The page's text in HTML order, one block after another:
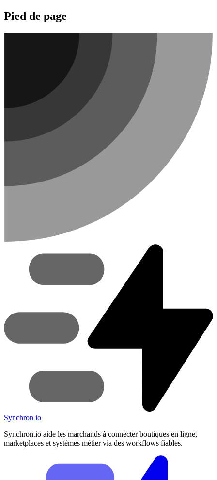
Pied de page
Synchron io
Synchron.io aide les marchands à connecter boutiques en ligne,
marketplaces et systèmes métier via des workflows fiables.